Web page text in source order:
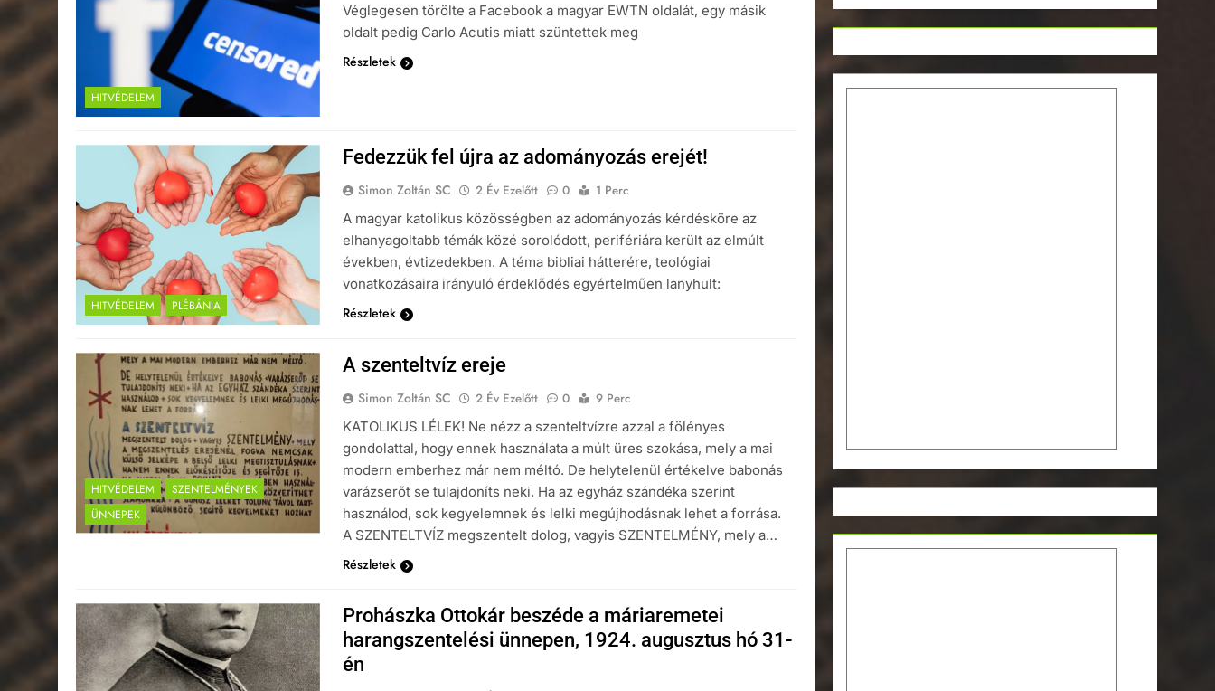
HITVÉDELEM
Véglegesen törölte a Facebook a magyar EWTN oldalát, egy másik
oldalt pedig Carlo Acutis miatt szüntettek meg
Részletek
HITVÉDELEM PLÉBÁNIA
Fedezzük fel újra az adományozás erejét!
Simon Zoltán SC 2 Év Ezelőtt 0
1 Perc
A magyar katolikus közösségben az adományozás kérdésköre az
elhanyagoltabb témák közé sorolódott, perifériára került az elmúlt
években, évtizedekben. A téma bibliai hátterére, teológiai
vonatkozásaira irányuló érdeklődés egyértelműen lanyhult:
Részletek
HITVÉDELEM
SZENTELMÉNYEK
ÜNNEPEK
A szenteltvíz ereje
Simon Zoltán SC 2 Év Ezelőtt 0
9 Perc
KATOLIKUS LÉLEK! Ne nézz a szenteltvízre azzal a fölényes
gondolattal, hogy ennek használata a múlt üres szokása, mely a mai
modern emberhez már nem méltó. De helytelenül értékelve babonás
varázserőt se tulajdoníts neki. Ha az egyház szándéka szerint
használod, sok kegyelemnek és lelki megújhodásnak lehet a forrása.
A SZENTELTVÍZ megszentelt dolog, vagyis SZENTELMÉNY, mely a…
Részletek
Prohászka Ottokár beszéde a máriaremetei
harangszentelési ünnepen, 1924. augusztus hó 31-
én